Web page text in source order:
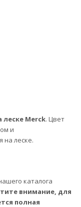
леске Merck. Цвет
и
на леске.
каталога
внимание, для
полная